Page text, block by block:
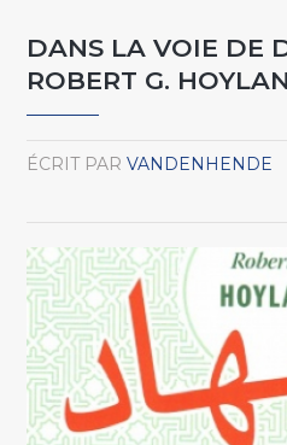
DANS LA VOIE DE
ROBERT G.
ÉCRIT PAR VANDENHENDE